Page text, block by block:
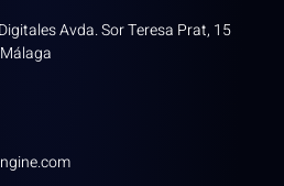
Avda. Sor Teresa Prat, 15